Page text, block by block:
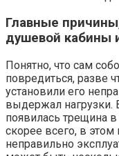
Главные
душевой кабины
Понятно, что сам
повредиться, разве
установили его
выдержал нагрузки.
появилась трещина
скорее всего, в
неправильно